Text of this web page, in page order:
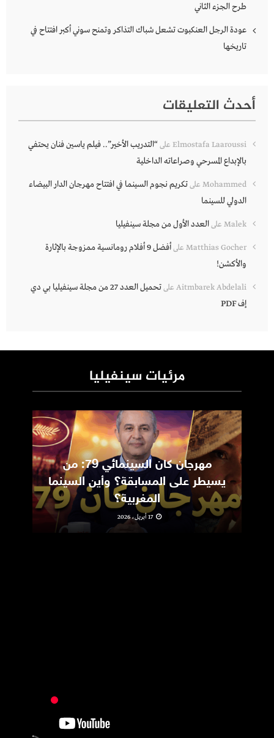
طرح الجزء الثاني
عودة الرجل العنكبوت تشعل شباك التذاكر وتمنح سوني أكبر افتتاح في
تاريخها
أحدث التعليقات
Elmostafa Laaroussi على“التدريب الأخير”.. فيلم ياسين فنان يحتفي
بالإبداع المسرحي وصراعاته الداخلية
Mohammed علىتكريم نجوم السينما في افتتاح مهرجان الدار البيضاء
الدولي للسينما
Malek علىالعدد الأول من مجلة سينفيليا
Matthias Gocher على
أفضل 9 أفلام رومانسية ممزوجة بالإثارة
والأكشن!
Aitmbarek Abdelali على
تحميل العدد 27 من مجلة سينفيليا بي دي
إف PDF
مرئيات سينفيليا
مهرجان كان السينمائي 79: من
يسيطر على المسابقة؟ وأين السينما
المغربية؟
17 أبريل، 2026